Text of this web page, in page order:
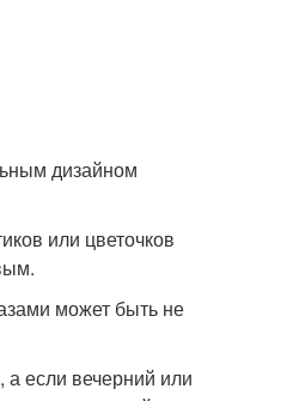
дизайном
или цветочков
может быть не
а если вечерний или